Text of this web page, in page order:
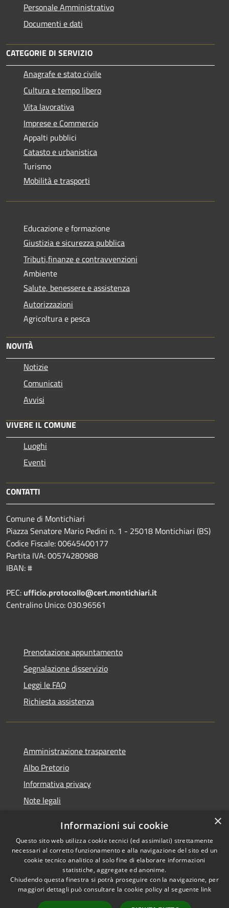
Personale Amministrativo
Documenti e dati
CATEGORIE DI SERVIZIO
Anagrafe e stato civile
Cultura e tempo libero
Vita lavorativa
Imprese e Commercio
Appalti pubblici
Catasto e urbanistica
Turismo
Mobilità e trasporti
Educazione e formazione
Giustizia e sicurezza pubblica
Tributi,finanze e contravvenzioni
Ambiente
Salute, benessere e assistenza
Autorizzazioni
Agricoltura e pesca
NOVITÀ
Notizie
Comunicati
Avvisi
VIVERE IL COMUNE
Luoghi
Eventi
CONTATTI
Comune di Montichiari
Piazza Senatore Mario Pedini n. 1 - 25018 Montichiari (BS)
Codice Fiscale: 00645400177
Partita IVA: 00574280988
IBAN: #
PEC: ufficio.protocollo@cert.montichiari.it
Centralino Unico: 030.96561
Prenotazione appuntamento
Segnalazione disservizio
Leggi le FAQ
Richiesta assistenza
Amministrazione trasparente
Albo Pretorio
Informativa privacy
Note legali
Whisteblowing
RSS
Accessibilità
Copyright © 2026 • Comune di
Montichiari • Powered by
×
Informazioni sui cookie
Questo sito web utilizza cookie tecnici (ed assimilati) strettamente
necessari al corretto funzionamento e alla navigazione del sito ed un
cookie tecnico analitico al solo fine di elaborare informazioni
statistiche, aggregate ed anonime.
Chiudendo questa finestra si potrà proseguire con la navigazione, per
maggiori dettagli può consultare la cookie policy al seguente link